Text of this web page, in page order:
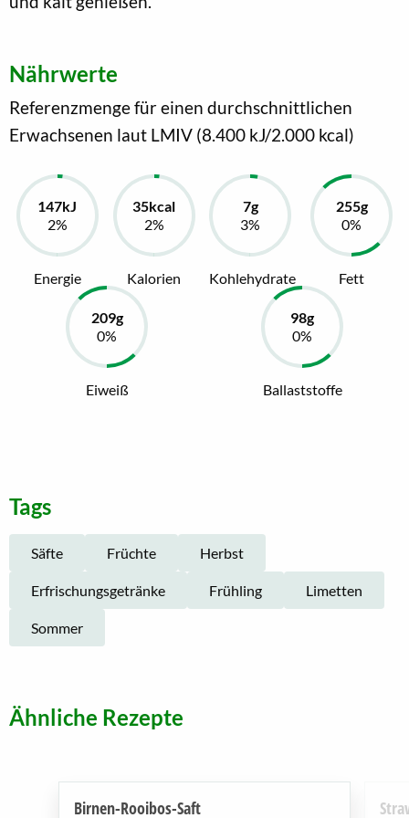
Nährwerte
Referenzmenge für einen durchschnittlichen
Erwachsenen laut LMIV (8.400 kJ/2.000 kcal)
Energie Kalorien Kohlehydrate Fett
Eiweiß Ballaststoffe
Tags
Säfte Früchte Herbst
Erfrischungsgetränke Frühling Limetten
Sommer
Ähnliche Rezepte
Birnen-Rooibos-Saft